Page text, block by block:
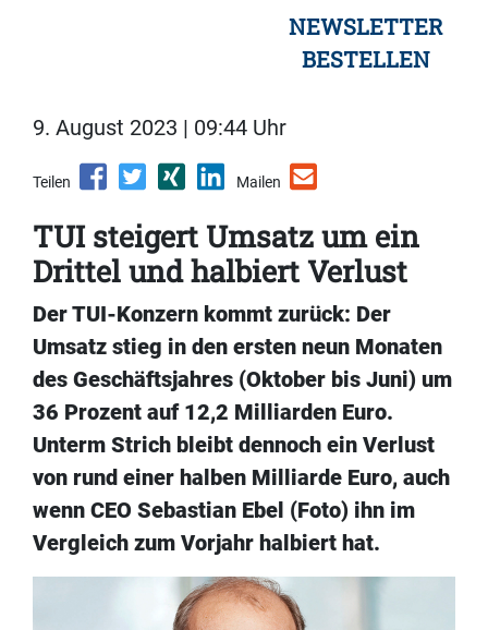
NEWSLETTER
BESTELLEN
9. August 2023 | 09:44 Uhr
Teilen Mailen
TUI steigert Umsatz um ein
Drittel und halbiert Verlust
Der TUI-Konzern kommt zurück: Der
Umsatz stieg in den ersten neun Monaten
des Geschäftsjahres (Oktober bis Juni) um
36 Prozent auf 12,2 Milliarden Euro.
Unterm Strich bleibt dennoch ein Verlust
von rund einer halben Milliarde Euro, auch
wenn CEO Sebastian Ebel (Foto) ihn im
Vergleich zum Vorjahr halbiert hat.